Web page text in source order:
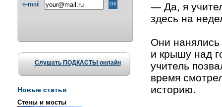
e-mail
Слушать ПОДКАСТЫ онлайн
Новые статьи
Стены и мосты
— Да, я
здесь на
Они нанялись
и крышу над
учитель
время
историю.